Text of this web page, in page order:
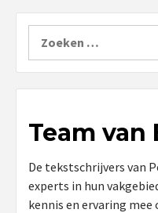
Team van
De tekstschrijvers van
experts in hun
kennis en ervaring